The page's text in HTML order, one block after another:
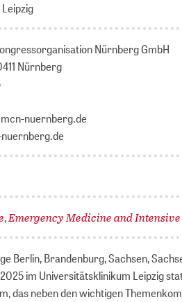
Nürnberg GmbH
Nürnberg
nuernberg.de
,Emergency Medicine and
Berlin, Brandenburg, Sachsen,
im Universitätsklinikum Leipzig
das neben den wichtigen